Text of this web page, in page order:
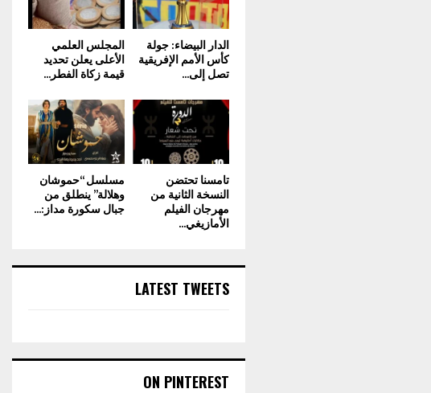
المجلس العلمي
الأعلى يعلن تحديد
قيمة زكاة الفطر...
الدار البيضاء: جولة
كأس الأمم الإفريقية
تصل إلى...
مسلسل “حموشان
وهلالة” ينطلق من
جبال سكورة مداز:...
تامسنا تحتضن
النسخة الثانية من
مهرجان الفيلم
الأمازيغي...
LATEST TWEETS
ON PINTEREST